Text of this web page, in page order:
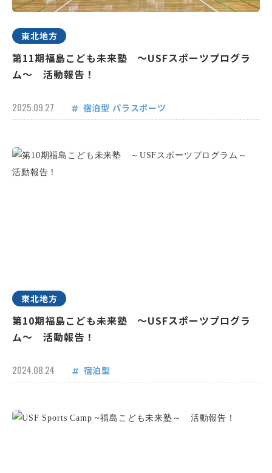
東北地方
第11期福島こども未来塾 ～USFスポーツプログラ
ム～ 活動報告！
2025.09.27 宿泊型 パラスポーツ
東北地方
第10期福島こども未来塾 ～USFスポーツプログラ
ム～ 活動報告！
2024.08.24 宿泊型